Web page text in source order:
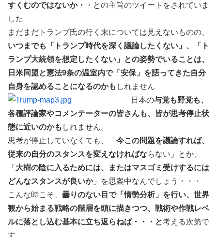
すくむのではないか・
・との主旨のツイートをされていま
した
まだまだトランプ氏の行く末については見えないものの、
いつまでも「トランプ時代を深く議論したくない」、「ト
ランプ大統領を想定したくない」との姿勢でいることは、
日米同盟と憲法9条の温室内で「安保」を語ってきた自分
自身を認めることになるのかも しれません
日本の与党も野党も、
各種評論家やコメンテーターの皆さんも、皆が思考停止状
態に近いのかも しれません。
思考が停止していなくても、「 今この問題を議論すれば、
従来の自分のスタンスを変えなければならない」とか、
「 大樹の陰に入るためには、またはマスゴミ受けするには
どんなスタンスが良いか」を思案中なんでしょう・・・
こんな時こそ、 曇りのない目で「情勢分析」を行い、世界
観から始まる戦略の階層を頭に描きつつ、戦術や作戦レベ
ルに落とし込む基本に立ち返らねば・・・と考える次第で
す。